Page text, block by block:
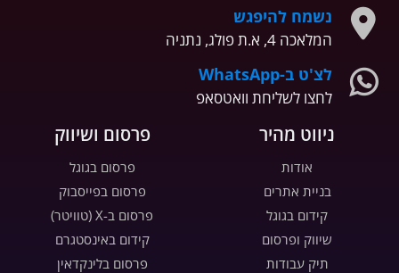
נשמח להיפגש
המלאכה 4, א.ת פולג, נתניה
לצ'ט ב-WhatsApp
לחצו לשליחת וואטסאפ
ניווט מהיר
אודות
בניית אתרים
קידום בגוגל
שיווק ופרסום
תיק עבודות
פרסום ושיווק
פרסום בגוגל
פרסום בפייסבוק
פרסום ב-X (טוויטר)
קידום באינסטגרם
פרסום בלינקדאין